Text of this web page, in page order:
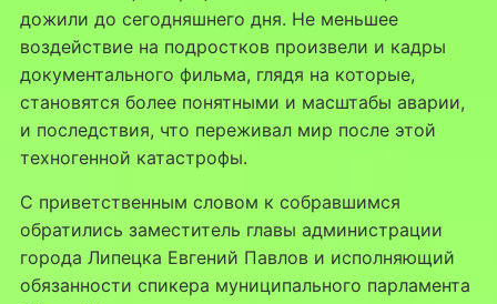
дожили до сегодняшнего дня. Не меньшее
воздействие на подростков произвели и кадры
документального фильма, глядя на которые,
становятся более понятными и масштабы аварии,
и последствия, что переживал мир после этой
техногенной катастрофы.
С приветственным словом к собравшимся
обратились заместитель главы администрации
города Липецка Евгений Павлов и исполняющий
обязанности спикера муниципального парламента